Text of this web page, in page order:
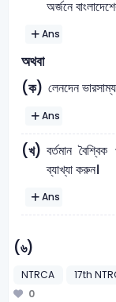
অর্জনে
Ans
অথবা
(ক) লেনদেন
Ans
(খ) বর্তমান
ব্যাখ্যা করুন।
Ans
(৬)
NTRCA 17th
0